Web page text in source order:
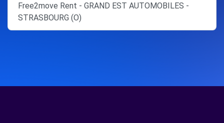
Free2move Rent - GRAND EST AUTOMOBILES -
STRASBOURG (O)